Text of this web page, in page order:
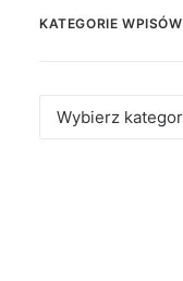
KATEGORIE WPISÓW
Kategorie